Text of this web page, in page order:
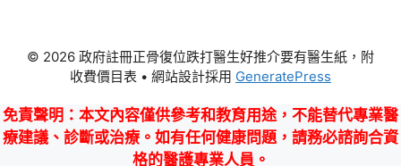
© 2026 政府註冊正骨復位跌打醫生好推介要有醫生紙，附
收費價目表 • 網站設計採用 GeneratePress
免責聲明 ：本文內容僅供參考和教育用途，不能替代專業醫
療建議、診斷或治療。如有任何健康問題，請務必諮詢合資
格的醫護專業人員。